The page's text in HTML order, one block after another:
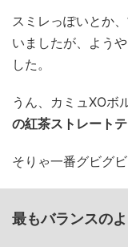
スミレっぽいとか
いましたが、よう
した。
うん、カミュXOボ
の紅茶ストレートテ
そりゃ一番グビグ
最もバランスの